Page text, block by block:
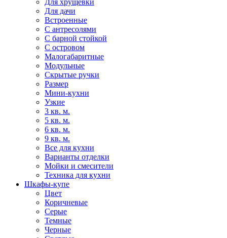
Для хрущевки
Для дачи
Встроенные
С антресолями
С барной стойкой
С островом
Малогабаритные
Модульные
Скрытые ручки
Размер
Мини-кухни
Узкие
3 кв. м.
5 кв. м.
6 кв. м.
9 кв. м.
Все для кухни
Варианты отделки
Мойки и смесители
Техника для кухни
Шкафы-купе
Цвет
Коричневые
Серые
Темные
Черные